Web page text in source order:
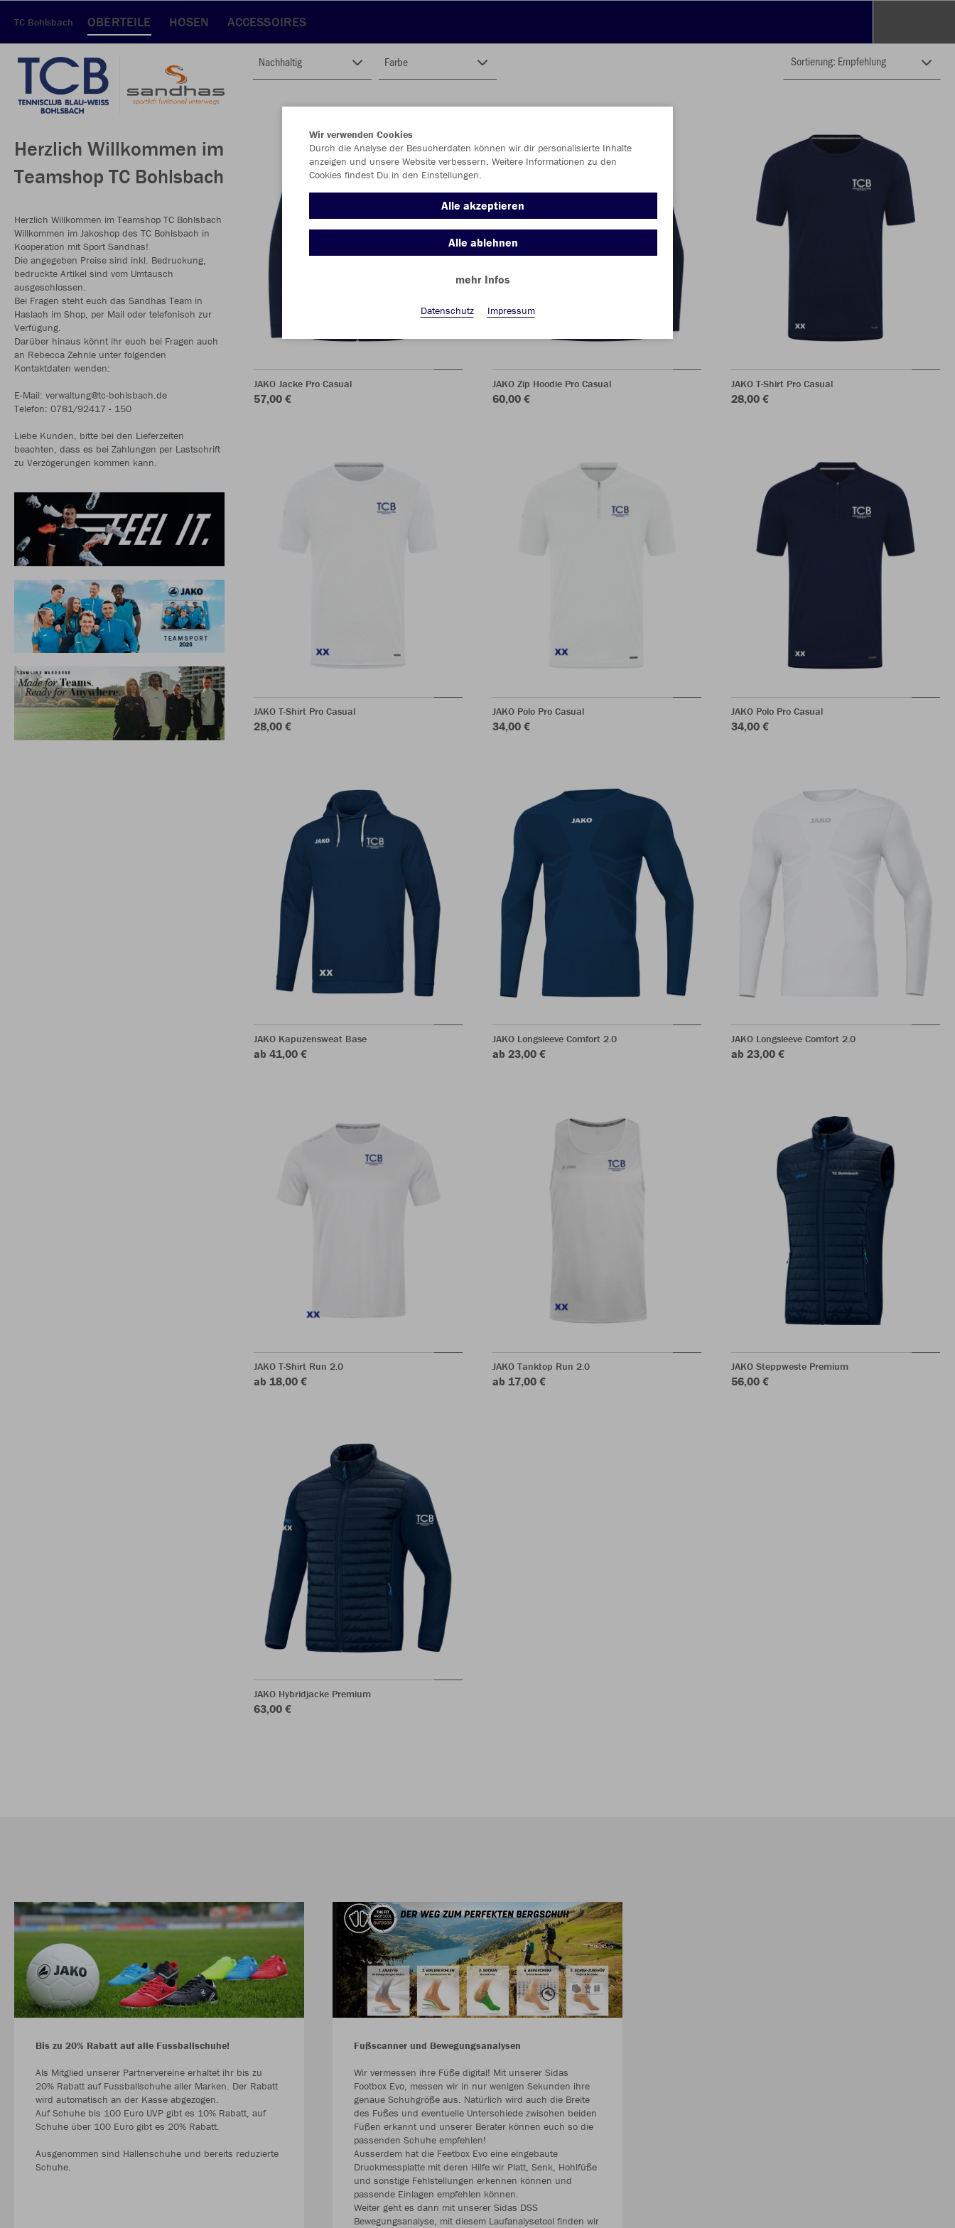
TC Bohlsbach OBERTEILE HOSEN ACCESSOIRES
Herzlich Willkommen im
Teamshop TC Bohlsbach
Herzlich Willkommen im Teamshop TC Bohlsbach
Willkommen im Jakoshop des TC Bohlsbach in
Kooperation mit Sport Sandhas!
Die angegeben Preise sind inkl. Bedruckung,
bedruckte Artikel sind vom Umtausch
ausgeschlossen.
Bei Fragen steht euch das Sandhas Team in
Haslach im Shop, per Mail oder telefonisch zur
Verfügung.
Darüber hinaus könnt ihr euch bei Fragen auch
an Rebecca Zehnle unter folgenden
Kontaktdaten wenden:
E-Mail: verwaltung@tc-bohlsbach.de
Telefon: 0781/92417 - 150
Liebe Kunden, bitte bei den Lieferzeiten
beachten, dass es bei Zahlungen per Lastschrift
zu Verzögerungen kommen kann.
Nachhaltig Farbe
JAKO Jacke Pro Casual
57,00 €
JAKO Zip Hoodie Pro Casual
60,00 €
JAKO T-Shirt Pro Casual
28,00 €
JAKO T-Shirt Pro Casual
28,00 €
JAKO Polo Pro Casual
34,00 €
JAKO Polo Pro Casual
34,00 €
JAKO Kapuzensweat Base
ab 41,00 €
JAKO Longsleeve Comfort 2.0
ab 23,00 €
JAKO Longsleeve Comfort 2.0
ab 23,00 €
JAKO T-Shirt Run 2.0
ab 18,00 €
JAKO Tanktop Run 2.0
ab 17,00 €
JAKO Steppweste Premium
56,00 €
JAKO Hybridjacke Premium
63,00 €
Bis zu 20% Rabatt auf alle Fussballschuhe!
Als Mitglied unserer Partnervereine erhaltet ihr bis zu
20% Rabatt auf Fussballschuhe aller Marken. Der Rabatt
wird automatisch an der Kasse abgezogen.
Auf Schuhe bis 100 Euro UVP gibt es 10% Rabatt, auf
Schuhe über 100 Euro gibt es 20% Rabatt.
Ausgenommen sind Hallenschuhe und bereits reduzierte
Schuhe.
Fußscanner und Bewegungsanalysen
Wir vermessen ihre Füße digital! Mit unserer Sidas
Footbox Evo, messen wir in nur wenigen Sekunden ihre
genaue Schuhgröße aus. Natürlich wird auch die Breite
des Fußes und eventuelle Unterschiede zwischen beiden
Füßen erkannt und unserer Berater können euch so die
passenden Schuhe empfehlen!
Ausserdem hat die Feetbox Evo eine eingebaute
Druckmessplatte mit deren Hilfe wir Platt, Senk, Hohlfüße
und sonstige Fehlstellungen erkennen können und
passende Einlagen empfehlen können.
Weiter geht es dann mit unserer Sidas DSS
Bewegungsanalyse, mit diesem Laufanalysetool finden wir
Wir verwenden Cookies
Durch die Analyse der Besucherdaten können wir dir personalisierte Inhalte
anzeigen und unsere Website verbessern. Weitere Informationen zu den
Cookies findest Du in den Einstellungen.
Alle akzeptieren
Alle ablehnen
mehr Infos
Datenschutz Impressum